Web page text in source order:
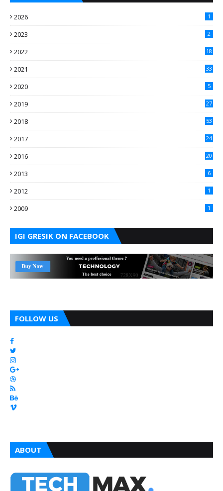
2026 1
2023 2
2022 18
2021 33
2020 5
2019 27
2018 53
2017 24
2016 20
2013 6
2012 1
2009 1
IGI GRESIK ON FACEBOOK
FOLLOW US
ABOUT